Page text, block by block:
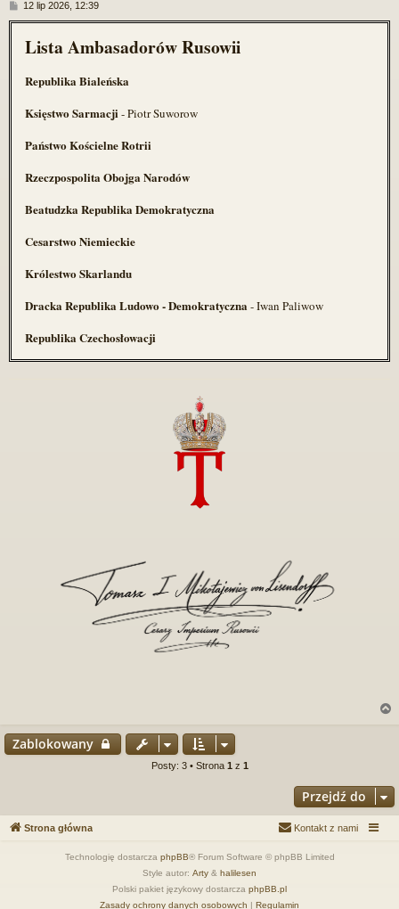
P12 lip 2026, 12:39
Lista Ambasadorów Rusowii
Republika Bialeńska
Księstwo Sarmacji - Piotr Suworow
Państwo Kościelne Rotrii
Rzeczpospolita Obojga Narodów
Beatudzka Republika Demokratyczna
Cesarstwo Niemieckie
Królestwo Skarlandu
Dracka Republika Ludowo - Demokratyczna - Iwan Paliwow
Republika Czechosłowacji
Zablokowany
Posty: 3 • Strona 1z 1
Przejdź do
Strona główna Kontakt z nami
Technologię dostarcza phpBB® Forum Software © phpBB Limited
Style autor: Arty & halilesen
Polski pakiet językowy dostarcza phpBB.pl
Zasady ochrony danych osobowych
Regulamin